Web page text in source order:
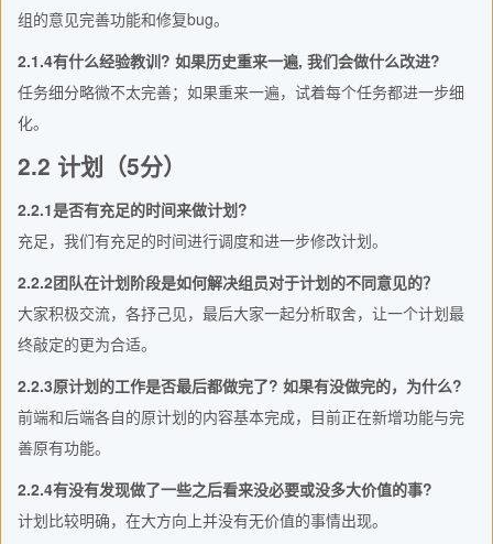
组的意见完善功能和修复bug。
2.1.4有什么经验教训? 如果历史重来一遍, 我们会做什么改进?
任务细分略微不太完善；如果重来一遍，试着每个任务都进一步细
化。
2.2 计划（5分）
2.2.1是否有充足的时间来做计划?
充足，我们有充足的时间进行调度和进一步修改计划。
2.2.2团队在计划阶段是如何解决组员对于计划的不同意见的？
大家积极交流，各抒己见，最后大家一起分析取舍，让一个计划最
终敲定的更为合适。
2.2.3原计划的工作是否最后都做完了? 如果有没做完的，为什么?
前端和后端各自的原计划的内容基本完成，目前正在新增功能与完
善原有功能。
2.2.4有没有发现做了一些之后看来没必要或没多大价值的事?
计划比较明确，在大方向上并没有无价值的事情出现。